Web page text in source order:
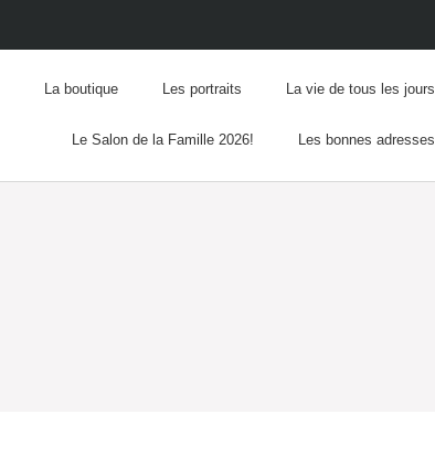
La boutique Les portraits La vie de tous les jours
Le Salon de la Famille 2026! Les bonnes adresses